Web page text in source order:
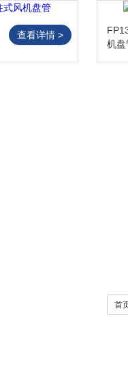
查看详情 >
机盘
首